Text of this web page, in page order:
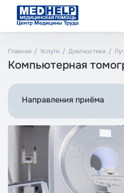
Главная Услуги Диагностика
Компьютерная
Направления приёма